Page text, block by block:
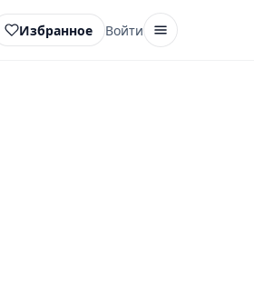
Избранное Войти